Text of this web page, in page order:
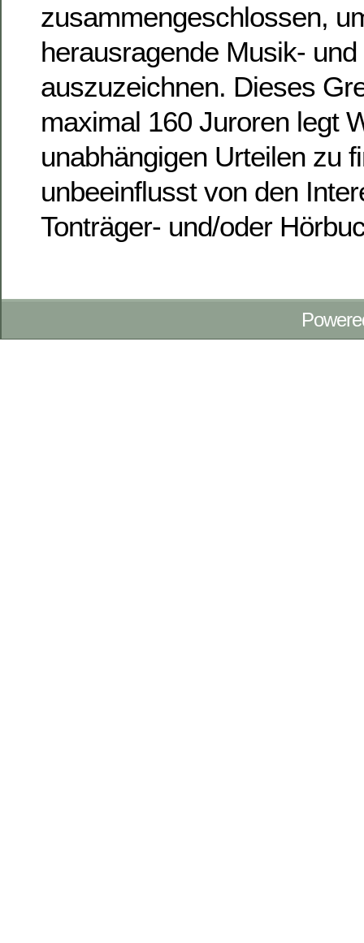
zusammengeschlossen,
herausragende Musik-
auszuzeichnen. Dieses
maximal 160 Juroren legt
unabhängigen Urteilen zu
unbeeinflusst von den
Tonträger- und/oder